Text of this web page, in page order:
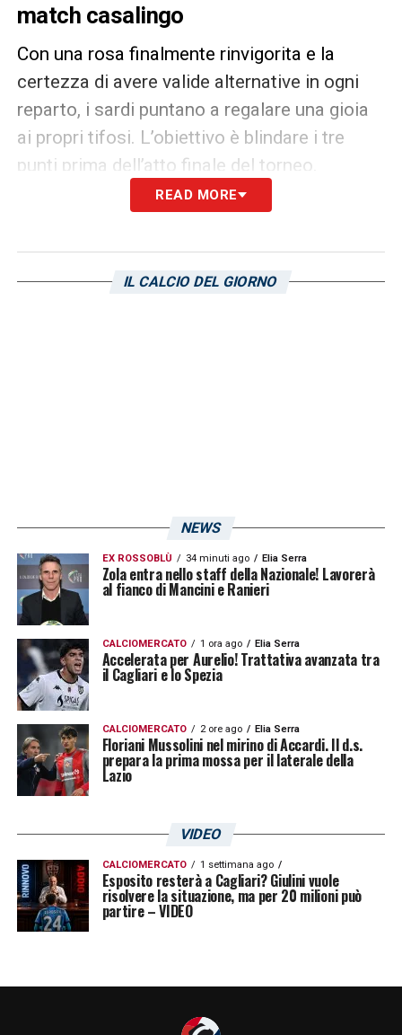
match casalingo
Con una rosa finalmente rinvigorita e la
certezza di avere valide alternative in ogni
reparto, i sardi puntano a regalare una gioia
ai propri tifosi. L’obiettivo è blindare i tre
punti prima dell’atto finale del torneo.
READ MORE
IL CALCIO DEL GIORNO
NEWS
EX ROSSOBLÙ 34 minuti ago Elia Serra
Zola entra nello staff della Nazionale! Lavorerà
al fianco di Mancini e Ranieri
CALCIOMERCATO 1 ora ago Elia Serra
Accelerata per Aurelio! Trattativa avanzata tra
il Cagliari e lo Spezia
CALCIOMERCATO 2 ore ago Elia Serra
Floriani Mussolini nel mirino di Accardi. Il d.s.
prepara la prima mossa per il laterale della
Lazio
VIDEO
CALCIOMERCATO 1 settimana ago
Esposito resterà a Cagliari? Giulini vuole
risolvere la situazione, ma per 20 milioni può
partire – VIDEO